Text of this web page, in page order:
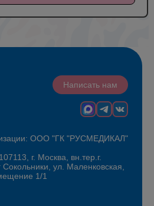
Написать нам
ООО "ГК "РУСМЕДИКАЛ"
г. Москва, вн.тер.г.
ул. Маленковская,
1/1